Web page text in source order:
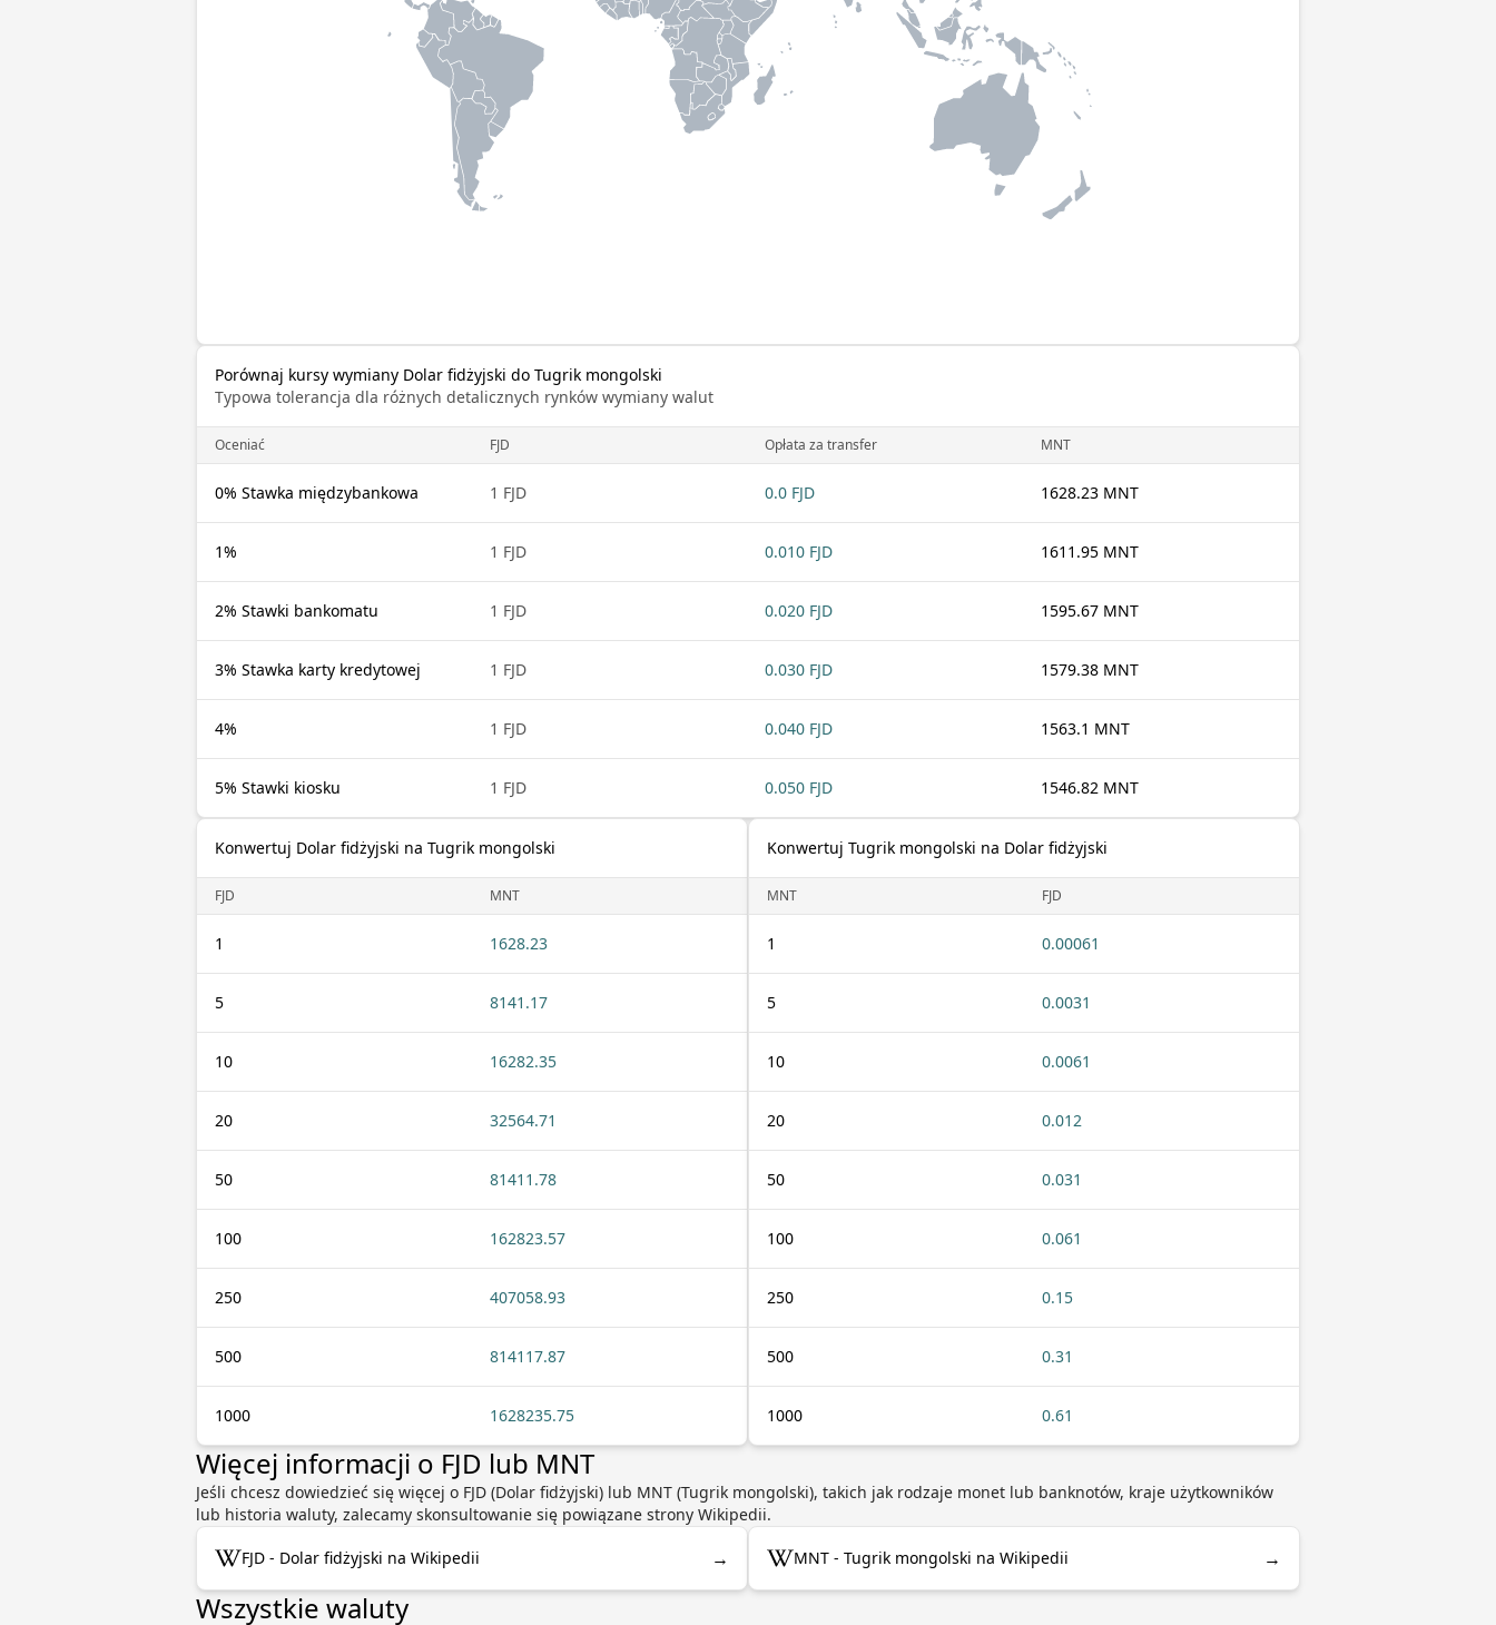
Porównaj kursy wymiany Dolar fidżyjski do Tugrik mongolski
Typowa tolerancja dla różnych detalicznych rynków wymiany walut
Oceniać FJD Opłata za transfer MNT
0% Stawka międzybankowa 1 FJD 0.0 FJD 1628.23 MNT
1% 1 FJD 0.010 FJD 1611.95 MNT
2% Stawki bankomatu 1 FJD 0.020 FJD 1595.67 MNT
3% Stawka karty kredytowej 1 FJD 0.030 FJD 1579.38 MNT
4% 1 FJD 0.040 FJD 1563.1 MNT
5% Stawki kiosku 1 FJD 0.050 FJD 1546.82 MNT
Konwertuj Dolar fidżyjski na Tugrik mongolski
FJD MNT
1 1628.23
5 8141.17
10 16282.35
20 32564.71
50 81411.78
100 162823.57
250 407058.93
500 814117.87
1000 1628235.75
Konwertuj Tugrik mongolski na Dolar fidżyjski
MNT FJD
1 0.00061
5 0.0031
10 0.0061
20 0.012
50 0.031
100 0.061
250 0.15
500 0.31
1000 0.61
Więcej informacji o FJD lub MNT
Jeśli chcesz dowiedzieć się więcej o FJD (Dolar fidżyjski) lub MNT (Tugrik mongolski), takich jak rodzaje monet lub banknotów, kraje użytkowników
lub historia waluty, zalecamy skonsultowanie się powiązane strony Wikipedii.
FJD - Dolar fidżyjski na Wikipedii → MNT - Tugrik mongolski na Wikipedii →
Wszystkie waluty